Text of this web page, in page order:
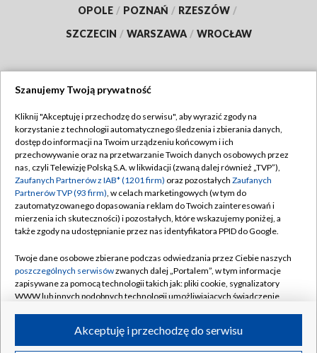
OPOLE / POZNAŃ / RZESZÓW /
SZCZECIN / WARSZAWA / WROCŁAW
TVP
Abonament TVP
Emisja w TVP
Centrum informacji TVP
Naziemna Telewizja Cyfrowa
Rada Programowa
System NOS
Informacje o nadawcy
Program dla prasy
Regulamin TVP
Polityka prywatności
Moje zgody
Pomoc
Kontakt
Kanały
Szanujemy Twoją prywatność
Kliknij "Akceptuję i przechodzę do serwisu", aby wyrazić zgody na
korzystanie z technologii automatycznego śledzenia i zbierania danych,
dostęp do informacji na Twoim urządzeniu końcowym i ich
przechowywanie oraz na przetwarzanie Twoich danych osobowych przez
nas, czyli Telewizję Polską S.A. w likwidacji (zwaną dalej również „TVP”),
Zaufanych Partnerów z IAB* (1201 firm) oraz pozostałych Zaufanych
Partnerów TVP (93 firm), w celach marketingowych (w tym do
zautomatyzowanego dopasowania reklam do Twoich zainteresowań i
mierzenia ich skuteczności) i pozostałych, które wskazujemy poniżej, a
także zgody na udostępnianie przez nas identyfikatora PPID do Google.
Twoje dane osobowe zbierane podczas odwiedzania przez Ciebie naszych
poszczególnych serwisówzwanych dalej „Portalem”, w tym informacje
zapisywane za pomocą technologii takich jak: pliki cookie, sygnalizatory
WWW lub innych podobnych technologii umożliwiających świadczenie
ruchu w Internecie.Akceptuję i przechodzę do serwisu